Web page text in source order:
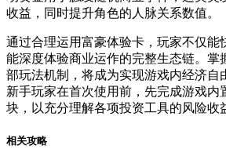
收益，同时提升角色的人脉关系数值。
通过合理运用富豪体验卡，玩家不仅能
能深度体验商业运作的完整生态链。掌
部玩法机制，将成为实现游戏内经济自
新手玩家在首次使用前，先完成游戏内
块，以充分理解各项投资工具的风险收
相关攻略